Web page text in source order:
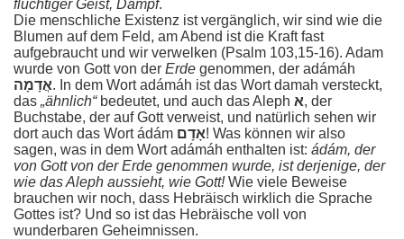
flüchtiger Geist, Dampf.
Die menschliche Existenz ist vergänglich, wir sind wie die
Blumen auf dem Feld, am Abend ist die Kraft fast
aufgebraucht und wir verwelken (Psalm 103,15-16). Adam
wurde von Gott von der Erde genommen, der adámáh
אֲדָמָה. In dem Wort adámáh ist das Wort damah versteckt,
das „ähnlich“bedeutet, und auch das Aleph א, der
Buchstabe, der auf Gott verweist, und natürlich sehen wir
dort auch das Wort ádám אָדָם! Was können wir also
sagen, was in dem Wort adámáh enthalten ist: ádám, der
von Gott von der Erde genommen wurde, ist derjenige, der
wie das Aleph aussieht, wie Gott!Wie viele Beweise
brauchen wir noch, dass Hebräisch wirklich die Sprache
Gottes ist? Und so ist das Hebräische voll von
wunderbaren Geheimnissen.